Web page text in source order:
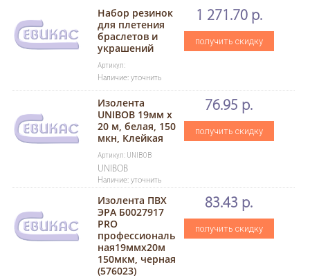
Набор резинок
для плетения
браслетов и
украшений
Артикул:
Наличие: уточнить
1 271.70 р.
получить скидку
Изолента
UNIBOB 19мм х
20 м, белая, 150
мкн, Клейкая
Артикул: UNIBOB
UNIBOB
Наличие: уточнить
76.95 р.
получить скидку
Изолента ПВХ
ЭРА Б0027917
PRO
профессиональ
ная19ммх20м
150мкм, черная
(576023)
83.43 р.
получить скидку